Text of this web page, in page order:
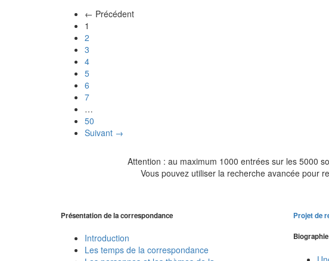
← Précédent
1
2
3
4
5
6
7
…
50
Suivant →
Attention : au maximum 1000 entrées sur les 5000
Vous pouvez utiliser la recherche avancée pour
Présentation de la correspondance
Introduction
Les temps de la correspondance
Projet de
Biographie